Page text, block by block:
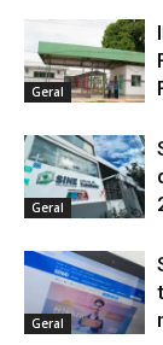
Geral
Geral
Geral